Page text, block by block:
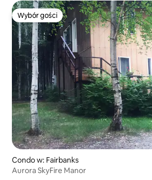
Wybór gości
Wybór gości
Condo w: Fairbanks
Aurora SkyFire Manor